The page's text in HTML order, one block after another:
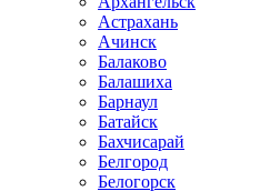
Астрахань
Ачинск
Балаково
Балашиха
Барнаул
Батайск
Бахчисарай
Белгород
Белогорск